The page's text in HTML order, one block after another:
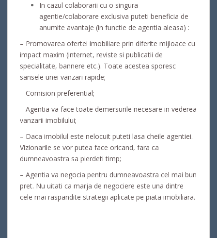
In cazul colaborarii cu o singura
agentie/colaborare exclusiva puteti beneficia de
anumite avantaje (in functie de agentia aleasa) :
– Promovarea ofertei imobiliare prin diferite mijloace cu
impact maxim (internet, reviste si publicatii de
specialitate, bannere etc.). Toate acestea sporesc
sansele unei vanzari rapide;
– Comision preferential;
– Agentia va face toate demersurile necesare in vederea
vanzarii imobilului;
– Daca imobilul este nelocuit puteti lasa cheile agentiei.
Vizionarile se vor putea face oricand, fara ca
dumneavoastra sa pierdeti timp;
– Agentia va negocia pentru dumneavoastra cel mai bun
pret. Nu uitati ca marja de negociere este una dintre
cele mai raspandite strategii aplicate pe piata imobiliara.